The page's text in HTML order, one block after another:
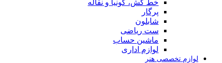
خط کش، گونیا و نقاله
پرگار
شابلون
ست ریاضی
ماشین حساب
لوازم اداری
لوازم تخصصی هنر